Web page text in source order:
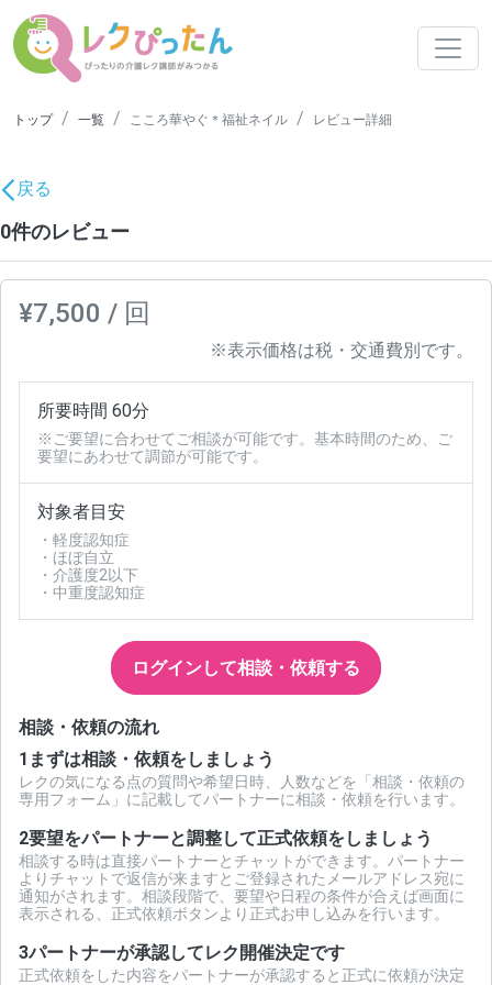
トップ 一覧 こころ華やぐ＊福祉ネイル レビュー詳細
戻る
0件のレビュー
¥7,500 / 回
※表示価格は税・交通費別です。
所要時間 60分
※ご要望に合わせてご相談が可能です。基本時間のため、ご
要望にあわせて調節が可能です。
対象者目安
・軽度認知症
・ほぼ自立
・介護度2以下
・中重度認知症
ログインして相談・依頼する
相談・依頼の流れ
1 まずは相談・依頼をしましょう
レクの気になる点の質問や希望日時、人数などを「相談・依頼の
専用フォーム」に記載してパートナーに相談・依頼を行います。
2要望をパートナーと調整して正式依頼をしましょう
相談する時は直接パートナーとチャットができます。パートナー
よりチャットで返信が来ますとご登録されたメールアドレス宛に
通知がされます。相談段階で、要望や日程の条件が合えば画面に
表示される、正式依頼ボタンより正式お申し込みを行います。
3パートナーが承認してレク開催決定です
正式依頼をした内容をパートナーが承認すると正式に依頼が決定